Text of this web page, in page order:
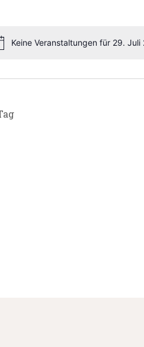
Keine Veranstaltungen für 29.